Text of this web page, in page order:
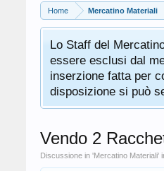
Home Mercatino Materiali
Lo Staff del
essere esclusi dal
inserzione fatta per
disposizione si può
Vendo 2
Discussione in 'Mercatino Materiali'